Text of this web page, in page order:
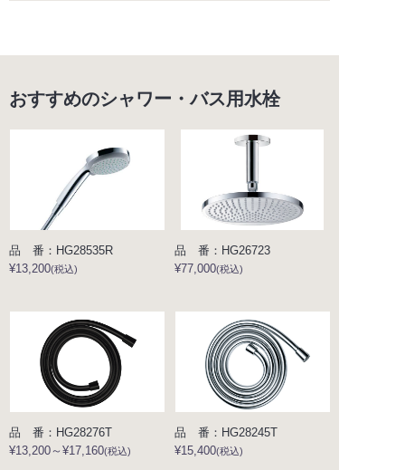
おすすめのシャワー・バス用水栓
品 番：HG28535R
¥13,200(税込)
品 番：HG26723
¥77,000(税込)
品 番：HG28276T
¥13,200～¥17,160(税込)
品 番：HG28245T
¥15,400(税込)